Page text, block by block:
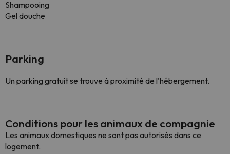
Shampooing
Gel douche
Parking
Un parking gratuit se trouve à proximité de l'hébergement.
Conditions pour les animaux de compagnie
Les animaux domestiques ne sont pas autorisés dans ce
logement.